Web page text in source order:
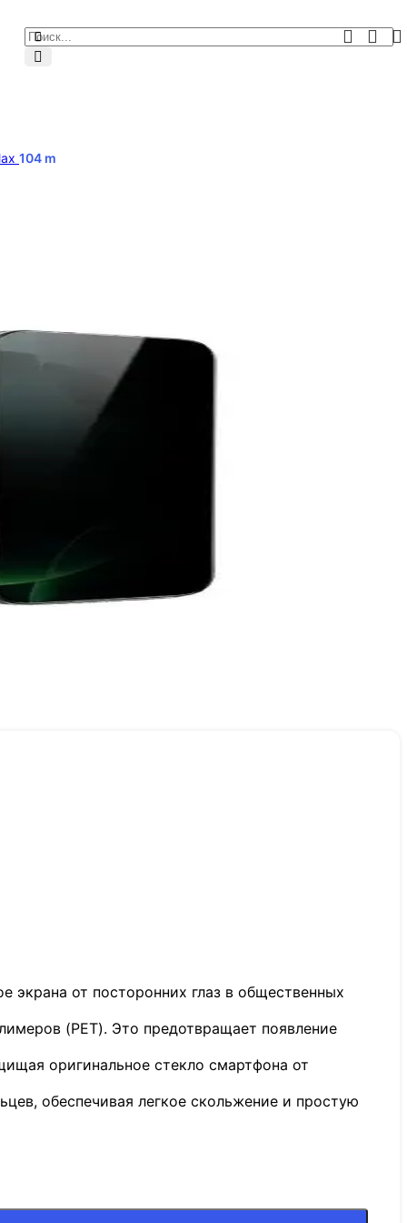
104 m
от посторонних глаз в общественных
(PET). Это предотвращает появление
оригинальное стекло смартфона от
обеспечивая легкое скольжение и простую